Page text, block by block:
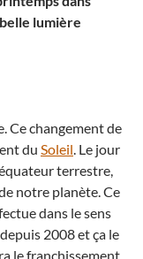
lumière
Ce changement de
du Soleil . Le jour
terrestre,
notre planète. Ce
dans le sens
2008 et ça le
le franchissement